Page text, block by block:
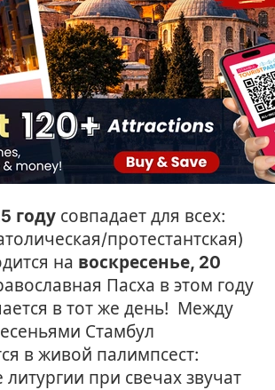
году совпадает для всех:
протестантская)
на воскресенье, 20
Пасха в этом году
в тот же день! Между
Стамбул
в живой палимпсест:
при свечах звучат